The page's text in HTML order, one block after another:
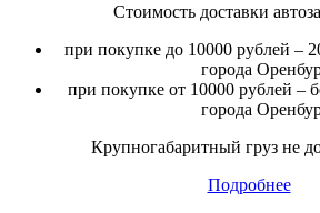
Стоимость доставки
при покупке до 10000 рублей –
города
при покупке от 10000 рублей –
города
Крупногабаритный груз не
Подробнее